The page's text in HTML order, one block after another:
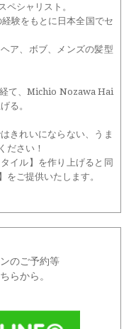
ペシャリスト。
験をもとに日本全国でセ
ア、ボブ、メンズの髪型
て、Michio Nozawa Hai
る。
きれいにならない、うま
ださい！
イル】を作り上げると同
ご提供いたします。
のご予約等
らから。